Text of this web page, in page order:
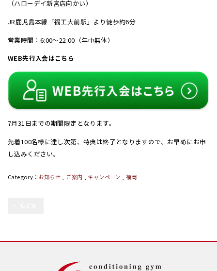
（ハローデイ新宮店向かい）
JR鹿児島本線「福工大前駅」より徒歩約6分
営業時間：6:00〜22:00（年中無休）
WEB先行入会はこちら
7月31日までの期間限定となります。
先着100名様に達し次第、特典は終了となりますので、お早めにお申
し込みください。
お知らせ ご案内 キャンペーン 福岡